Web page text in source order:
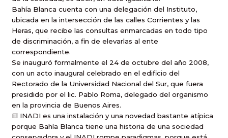
Bahía Blanca cuenta con una delegación del Instituto,
ubicada en la intersección de las calles Corrientes y las
Heras, que recibe las consultas enmarcadas en todo tipo
de discriminación, a fin de elevarlas al ente
correspondiente.
Se inauguró formalmente el 24 de octubre del año 2008,
con un acto inaugural celebrado en el edificio del
Rectorado de la Universidad Nacional del Sur, que fuera
presidido por el lic. Pablo Roma, delegado del organismo
en la provincia de Buenos Aires.
El INADI es una instalación y una novedad bastante atípica
porque Bahía Blanca tiene una historia de una sociedad